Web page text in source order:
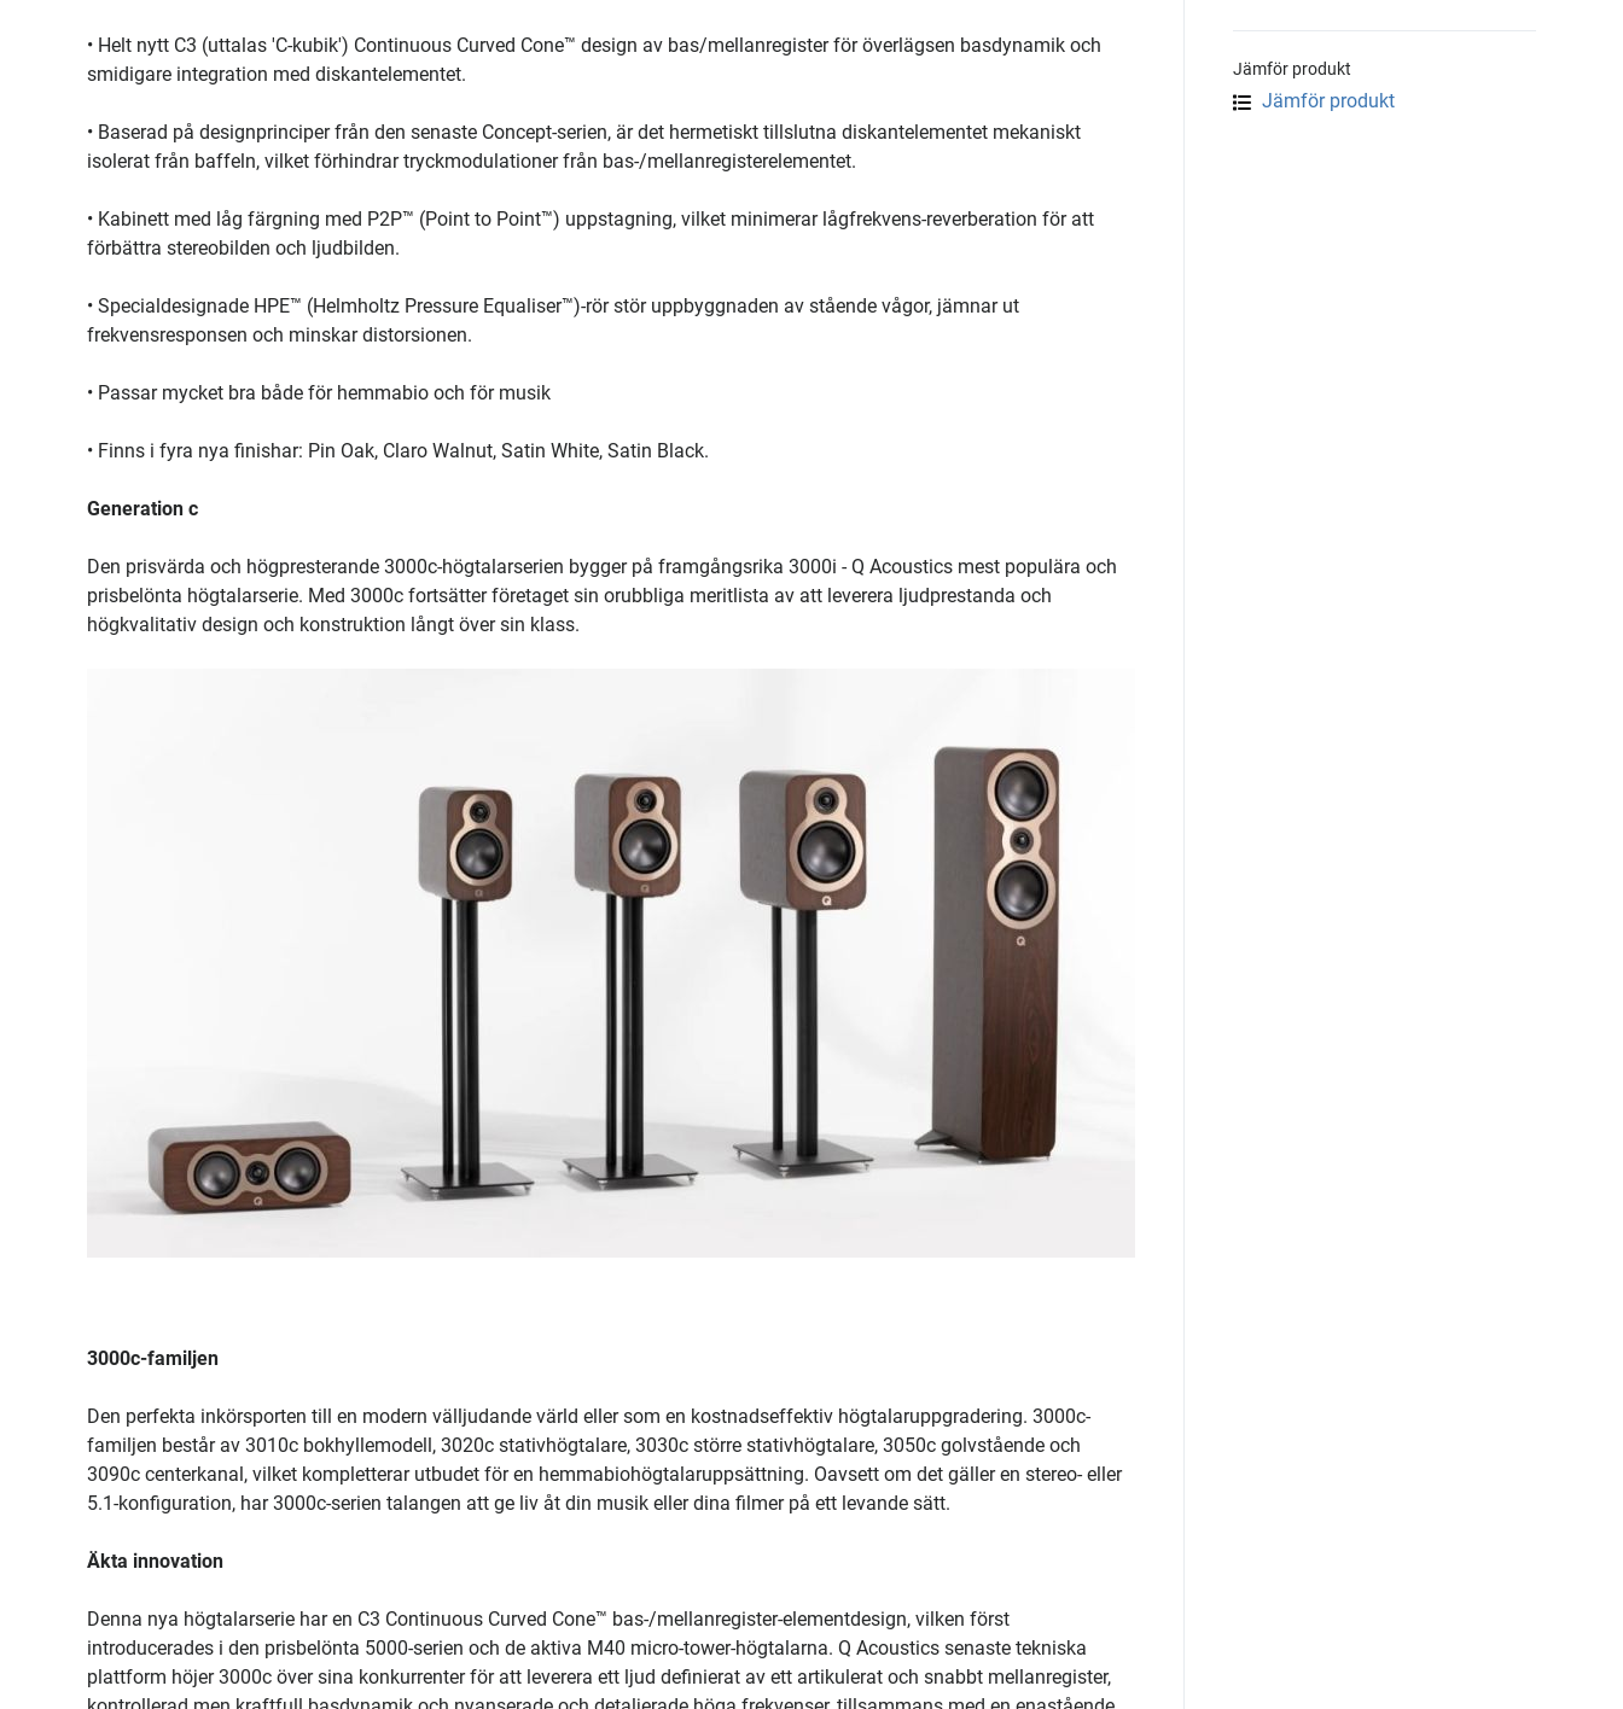
• Helt nytt C3 (uttalas 'C-kubik') Continuous Curved Cone™ design av bas/mellanregister för överlägsen basdynamik och
smidigare integration med diskantelementet.
• Baserad på designprinciper från den senaste Concept-serien, är det hermetiskt tillslutna diskantelementet mekaniskt
isolerat från baffeln, vilket förhindrar tryckmodulationer från bas-/mellanregisterelementet.
• Kabinett med låg färgning med P2P™ (Point to Point™) uppstagning, vilket minimerar lågfrekvens-reverberation för att
förbättra stereobilden och ljudbilden.
• Specialdesignade HPE™ (Helmholtz Pressure Equaliser™)-rör stör uppbyggnaden av stående vågor, jämnar ut
frekvensresponsen och minskar distorsionen.
• Passar mycket bra både för hemmabio och för musik
• Finns i fyra nya finishar: Pin Oak, Claro Walnut, Satin White, Satin Black.
Generation c
Den prisvärda och högpresterande 3000c-högtalarserien bygger på framgångsrika 3000i - Q Acoustics mest populära och
prisbelönta högtalarserie. Med 3000c fortsätter företaget sin orubbliga meritlista av att leverera ljudprestanda och
högkvalitativ design och konstruktion långt över sin klass.
3000c-familjen
Den perfekta inkörsporten till en modern välljudande värld eller som en kostnadseffektiv högtalaruppgradering. 3000c-
familjen består av 3010c bokhyllemodell, 3020c stativhögtalare, 3030c större stativhögtalare, 3050c golvstående och
3090c centerkanal, vilket kompletterar utbudet för en hemmabiohögtalaruppsättning. Oavsett om det gäller en stereo- eller
5.1-konfiguration, har 3000c-serien talangen att ge liv åt din musik eller dina filmer på ett levande sätt.
Äkta innovation
Denna nya högtalarserie har en C3 Continuous Curved Cone™ bas-/mellanregister-elementdesign, vilken först
introducerades i den prisbelönta 5000-serien och de aktiva M40 micro-tower-högtalarna. Q Acoustics senaste tekniska
plattform höjer 3000c över sina konkurrenter för att leverera ett ljud definierat av ett artikulerat och snabbt mellanregister,
Jämför produkt
Jämför produkt